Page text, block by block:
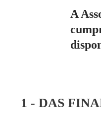
A
1 - DAS